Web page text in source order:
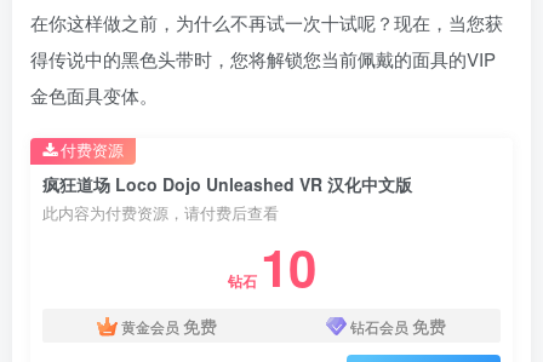
在你这样做之前，为什么不再试一次十试呢？现在，当您获
得传说中的黑色头带时，您将解锁您当前佩戴的面具的VIP
金色面具变体。
疯狂道场 Loco Dojo Unleashed VR 汉化中文版
此内容为付费资源，请付费后查看
钻石 10
黄金会员 免费 钻石会员 免费
付费资源